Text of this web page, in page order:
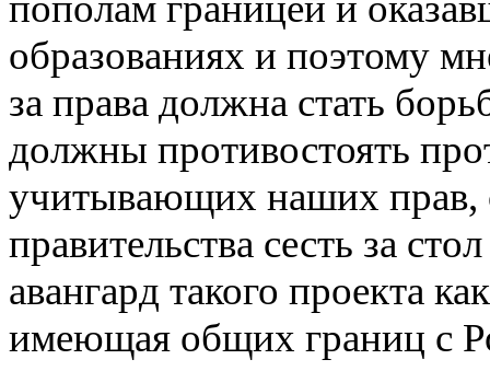
образованиях и поэтому
за права должна стать
должны противостоять
учитывающих наших прав,
правительства сесть за
авангард такого проекта
имеющая общих границ с